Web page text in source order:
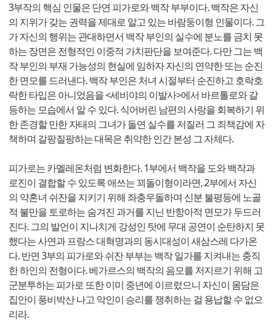
3부작의 핵심 인물은 단연 피가로와 백작 부부이다. 백작은 자신
의 지위가 갖는 권력을 제대로 알고 있는 바람둥이형 인물이다. 그
가 자신의 행위는 관대하면서 백작 부인의 실수에 분노를 금치 못
하는 장면은 전형적인 이중적 가치판단을 보여준다. 다만 그는 백
작 부인의 부재 가능성의 현실에 임하자 자신의 연약한 또는 순진
한 면모를 드러낸다. 백작 부인은 처녀 시절부터 순진하고 호락호
락한 타입은 아니었음을 <세비야의 이발사>에서 바르톨로와 갈
등하는 모습에서 알 수 있다. 식어버린 남편의 사랑을 회복하기 위
한 존경할 만한 자태의 그녀가 돌연 실수를 저질러 그 죄책감에 자
책하며 갈팡질팡하는 대목은 취약한 인간 본성 그 자체다.
피가로는 카멜레온처럼 변화한다. 1부에서 백작을 도와 백작과
로진이 결합할 수 있도록 애쓰는 꾀돌이형이라면, 2부에서 자신
의 약혼녀 쉬잔을 지키기 위해 좌충우돌하며 신분 불평등에 노골
적 불만을 토로하는 숨겨진 과거를 지닌 반항아적 면모가 두드러
진다. 그의 발언이 지나치게 강성인 탓에 무대 공연이 순탄하지 못
했다는 사연과 프랑스 대혁명과의 동시대성이 새삼스레 다가온
다. 반면 3부의 피가로와 쉬잔 부부는 백작 일가를 지켜내는 충직
한 하인의 전형이다. 베가르스의 백작의 음모를 저지르기 위해 고
군분투하는 피가로 또한 이미 중년에 이르렀으니 자신이 몸담은
집안이 풍비박산 나고 악인이 승리를 쟁취하는 걸 용납할 수 없으
리라.